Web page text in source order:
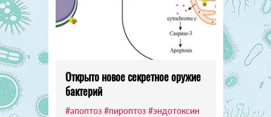
Открыто новое секретное оружие
бактерий
#апоптоз #пироптоз #эндотоксин